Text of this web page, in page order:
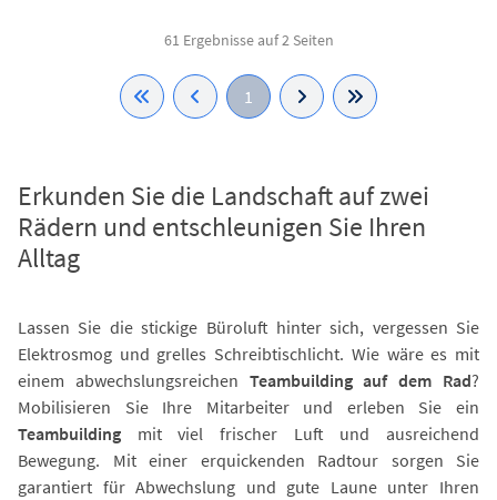
61 Ergebnisse auf 2 Seiten
1
Erkunden Sie die Landschaft auf zwei
Rädern und entschleunigen Sie Ihren
Alltag
Lassen Sie die stickige Büroluft hinter sich, vergessen Sie
Elektrosmog und grelles Schreibtischlicht. Wie wäre es mit
einem abwechslungsreichen Teambuilding auf dem Rad?
Mobilisieren Sie Ihre Mitarbeiter und erleben Sie ein
Teambuilding mit viel frischer Luft und ausreichend
Bewegung. Mit einer erquickenden Radtour sorgen Sie
garantiert für Abwechslung und gute Laune unter Ihren